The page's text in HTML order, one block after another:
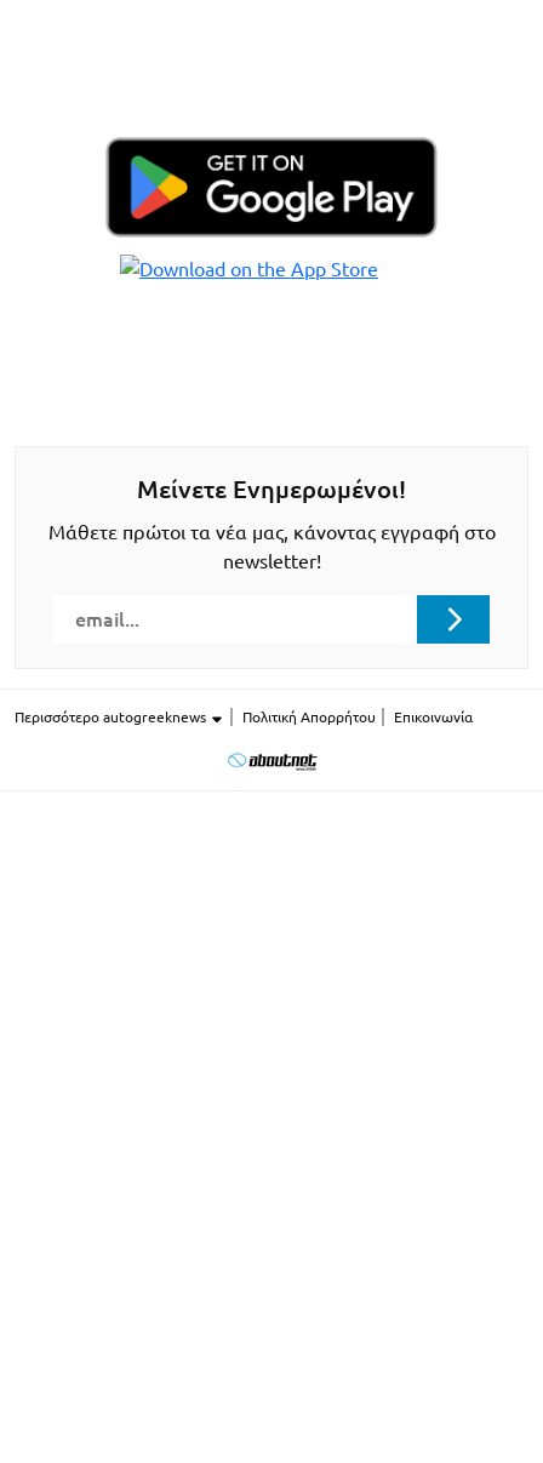
Μείνετε Ενημερωμένοι!
Μάθετε πρώτοι τα νέα μας, κάνοντας εγγραφή στο
newsletter!
Περισσότερο autogreeknews Πολιτική Απορρήτου Επικοινωνία